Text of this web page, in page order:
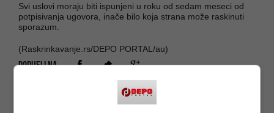
Svi uslovi moraju biti ispunjeni u roku od sedam meseci od
potpisivanja ugovora, inače bilo koja strana može raskinuti
sporazum.
(Raskrinkavanje.rs/DEPO PORTAL/au)
PODIJELI NA
pratite putem društvenih mreža